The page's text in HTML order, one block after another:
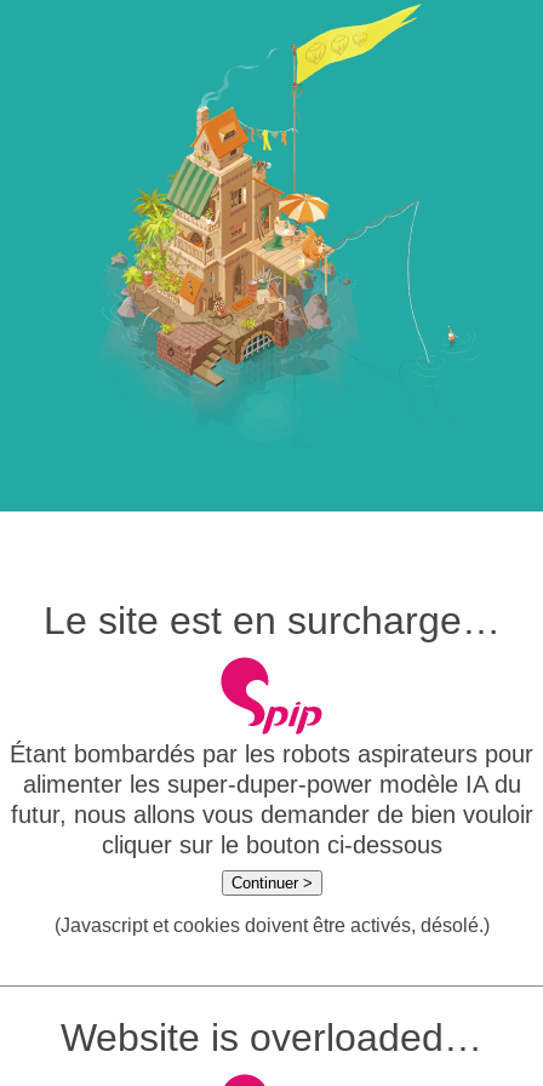
Le site est en surcharge…
Étant bombardés par les robots aspirateurs pour
alimenter les super-duper-power modèle IA du
futur, nous allons vous demander de bien vouloir
cliquer sur le bouton ci-dessous
Continuer >
(Javascript et cookies doivent être activés, désolé.)
Website is overloaded…